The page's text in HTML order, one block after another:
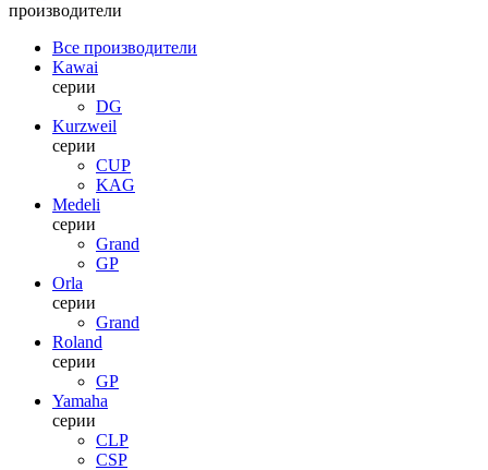
производители
Все производители
Kawai
серии
DG
Kurzweil
серии
CUP
KAG
Medeli
серии
Grand
GP
Orla
серии
Grand
Roland
серии
GP
Yamaha
серии
CLP
CSP